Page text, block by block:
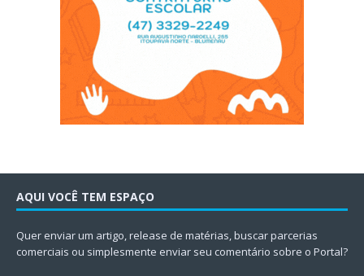
AQUI VOCÊ TEM ESPAÇO
Quer enviar um artigo, release de matérias, buscar parcerias
comerciais ou simplesmente enviar seu comentário sobre o Portal?